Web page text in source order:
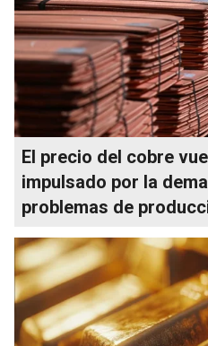
El precio del cobre
impulsado por la
problemas de